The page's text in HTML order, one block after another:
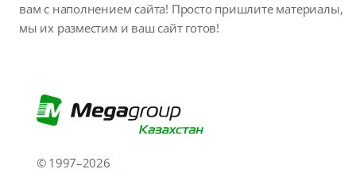
вам с наполнением сайта! Просто пришлите материалы,
мы их разместим и ваш сайт готов!
© 1997–2026